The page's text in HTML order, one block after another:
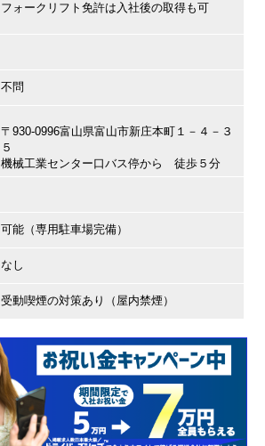
フォークリフト免許は入社後の取得も可
不問
〒930-0996富山県富山市新庄本町１－４－３
５
機械工業センター口バス停から 徒歩５分
可能（専用駐車場完備）
なし
受動喫煙の対策あり（屋内禁煙）